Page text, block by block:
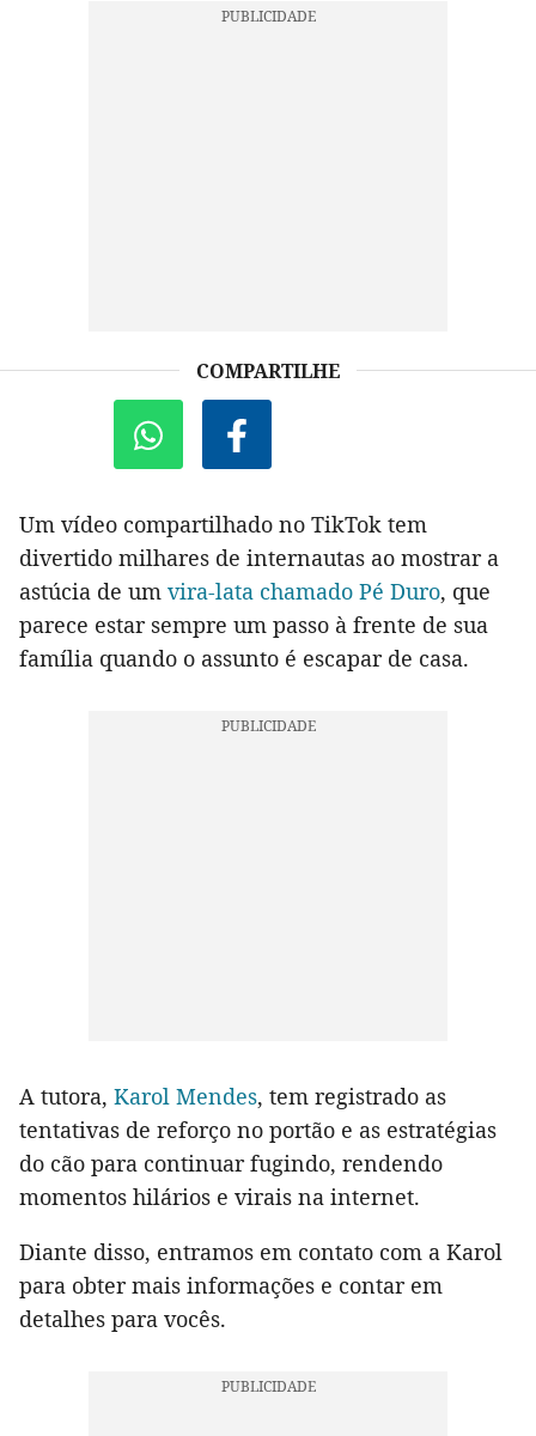
COMPARTILHE
Um vídeo compartilhado no TikTok tem
divertido milhares de internautas ao mostrar a
astúcia de um vira-lata chamado Pé Duro, que
parece estar sempre um passo à frente de sua
família quando o assunto é escapar de casa.
A tutora, Karol Mendes, tem registrado as
tentativas de reforço no portão e as estratégias
do cão para continuar fugindo, rendendo
momentos hilários e virais na internet.
Diante disso, entramos em contato com a Karol
para obter mais informações e contar em
detalhes para vocês.